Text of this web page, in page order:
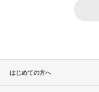
はじめての方へ